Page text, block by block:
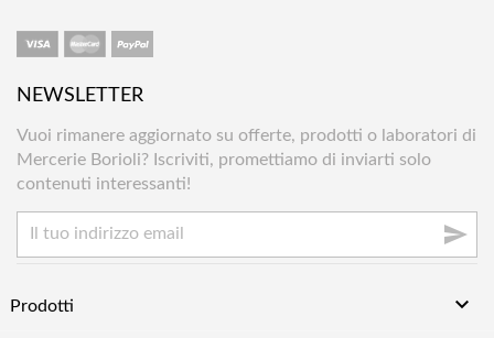
NEWSLETTER
Vuoi rimanere aggiornato su offerte, prodotti o laboratori di
Mercerie Borioli? Iscriviti, promettiamo di inviarti solo
contenuti interessanti!

Prodotti 